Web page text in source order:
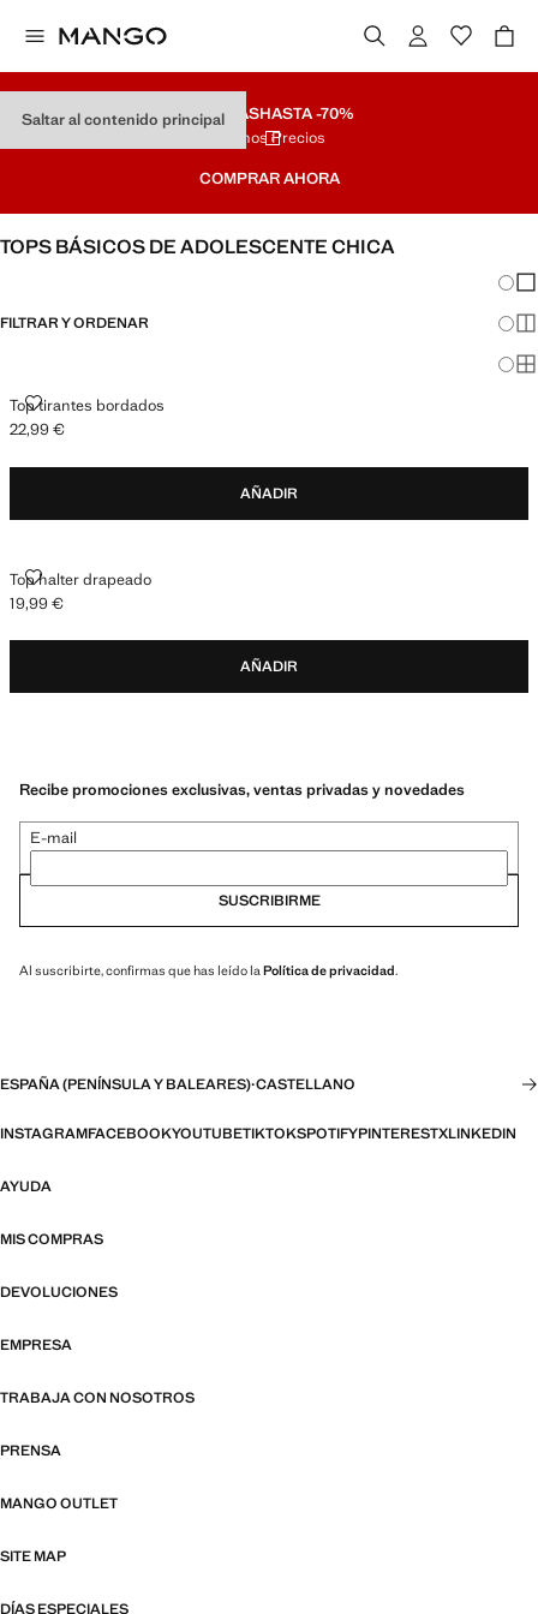
Saltar al contenido principal
REBAJASHASTA -70%
Últimos Precios
COMPRAR AHORA
TOPS BÁSICOS DE ADOLESCENTE CHICA
FILTRAR Y ORDENAR
Top tirantes bordados
TOP TIRANTES BORDADOS
Precio actual [22,99 € ]
22,99 €
AÑADIR
Top halter drapeado
TOP HALTER DRAPEADO
Precio actual [19,99 € ]
19,99 €
AÑADIR
Recibe promociones exclusivas, ventas privadas y novedades
E-mail
SUSCRIBIRME
Al suscribirte, confirmas que has leído la Política de privacidad.
ESPAÑA (PENÍNSULA Y BALEARES)·CASTELLANO
INSTAGRAMFACEBOOKYOUTUBETIKTOKSPOTIFYPINTERESTXLINKEDIN
AYUDA
MIS COMPRAS
DEVOLUCIONES
EMPRESA
TRABAJA CON NOSOTROS
PRENSA
MANGO OUTLET
SITE MAP
DÍAS ESPECIALES